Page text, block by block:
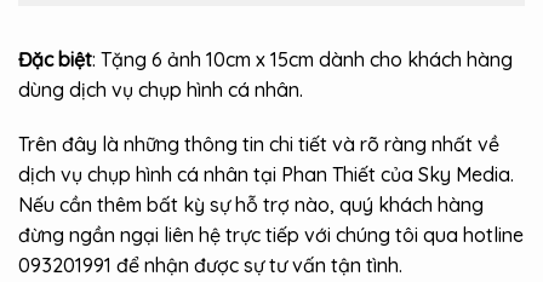
Đặc biệt: Tặng 6 ảnh 10cm x 15cm dành cho khách hàng
dùng dịch vụ chụp hình cá nhân.
Trên đây là những thông tin chi tiết và rõ ràng nhất về
dịch vụ chụp hình cá nhân tại Phan Thiết của Sky Media.
Nếu cần thêm bất kỳ sự hỗ trợ nào, quý khách hàng
đừng ngần ngại liên hệ trực tiếp với chúng tôi qua hotline
093201991 để nhận được sự tư vấn tận tình.